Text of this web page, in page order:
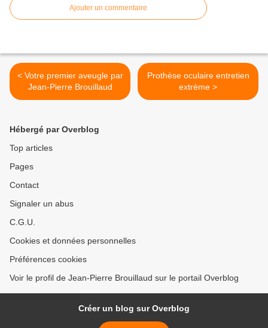
Ajouter un commentaire
< Votre premier aveugle par
Jean-Pierre Brouillaud
Prothèse oculaire entretien
extrème >
Hébergé par Overblog
Top articles
Pages
Contact
Signaler un abus
C.G.U.
Cookies et données personnelles
Préférences cookies
Voir le profil de Jean-Pierre Brouillaud sur le portail Overblog
Créer un blog sur Overblog